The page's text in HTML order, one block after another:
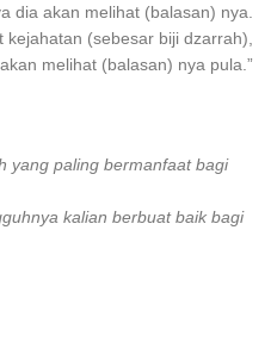
dia akan melihat (balasan) nya.
kejahatan (sebesar biji dzarrah),
melihat (balasan) nya pula.”
yang paling bermanfaat bagi
kalian berbuat baik bagi